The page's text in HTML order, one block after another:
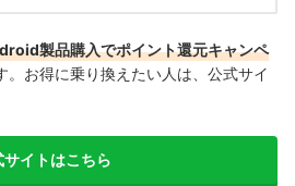
製品購入でポイント還元キャンペ
。お得に乗り換えたい人は、公式サイ
サイトはこちら